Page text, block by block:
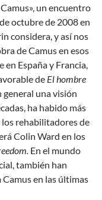
un encuentro
octubre de 2008 en
considera, y así nos
de Camus en esos
en España y Francia,
de El hombre
general una visión
ha habido más
rehabilitadores de
Colin Ward en los
En el mundo
también han
en las últimas